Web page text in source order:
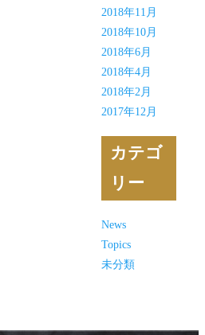
2018年11月
2018年10月
2018年6月
2018年4月
2018年2月
2017年12月
カテゴ
リー
News
Topics
未分類